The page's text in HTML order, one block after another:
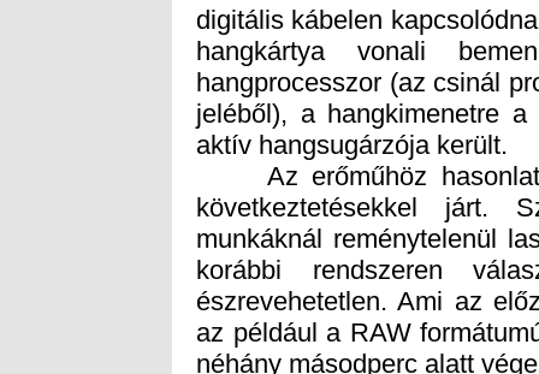
aktív hangsugárzója került.
Az erőműhöz
következtetésekkel járt.
munkáknál reménytelenül
korábbi rendszeren
észrevehetetlen. Ami az
az például a RAW
néhány másodperc alatt
megszűnt minden